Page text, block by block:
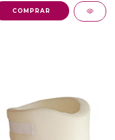
COMPRAR